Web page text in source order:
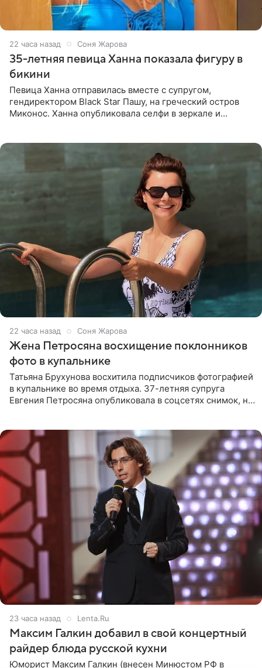
22 часа назад Соня Жарова
35-летняя певица Ханна показала фигуру в
бикини
Певица Ханна отправилась вместе с супругом,
гендиректором Black Star Пашу, на греческий остров
Миконос. Ханна опубликовала селфи в зеркале и
22 часа назад Соня Жарова
Жена Петросяна восхищение поклонников
фото в купальнике
Татьяна Брухунова восхитила подписчиков фотографией
в купальнике во время отдыха. 37-летняя супруга
Евгения Петросяна опубликовала в соцсетях снимок, на
23 часа назад Lenta.Ru
Максим Галкин добавил в свой концертный
райдер блюда русской кухни
Юморист Максим Галкин (внесен Минюстом РФ в